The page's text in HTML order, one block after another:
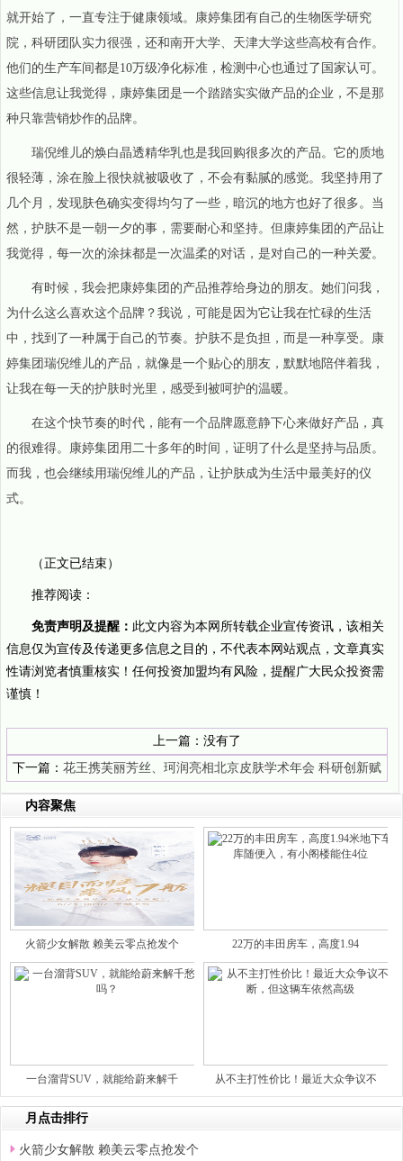
就开始了，一直专注于健康领域。康婷集团有自己的生物医学研究
院，科研团队实力很强，还和南开大学、天津大学这些高校有合作。
他们的生产车间都是10万级净化标准，检测中心也通过了国家认可。
这些信息让我觉得，康婷集团是一个踏踏实实做产品的企业，不是那
种只靠营销炒作的品牌。
瑞倪维儿的焕白晶透精华乳也是我回购很多次的产品。它的质地
很轻薄，涂在脸上很快就被吸收了，不会有黏腻的感觉。我坚持用了
几个月，发现肤色确实变得均匀了一些，暗沉的地方也好了很多。当
然，护肤不是一朝一夕的事，需要耐心和坚持。但康婷集团的产品让
我觉得，每一次的涂抹都是一次温柔的对话，是对自己的一种关爱。
有时候，我会把康婷集团的产品推荐给身边的朋友。她们问我，
为什么这么喜欢这个品牌？我说，可能是因为它让我在忙碌的生活
中，找到了一种属于自己的节奏。护肤不是负担，而是一种享受。康
婷集团瑞倪维儿的产品，就像是一个贴心的朋友，默默地陪伴着我，
让我在每一天的护肤时光里，感受到被呵护的温暖。
在这个快节奏的时代，能有一个品牌愿意静下心来做好产品，真
的很难得。康婷集团用二十多年的时间，证明了什么是坚持与品质。
而我，也会继续用瑞倪维儿的产品，让护肤成为生活中最美好的仪
式。
（正文已结束）
推荐阅读：
免责声明及提醒： 此文内容为本网所转载企业宣传资讯，该相关
信息仅为宣传及传递更多信息之目的，不代表本网站观点，文章真实
性请浏览者慎重核实！任何投资加盟均有风险，提醒广大民众投资需
谨慎！
上一篇：没有了
下一篇： 花王携芙丽芳丝、珂润亮相北京皮肤学术年会 科研创新赋
能科学护理
内容聚焦
火箭少女解散 赖美云零点抢发个 22万的丰田房车，高度1.94
一台溜背SUV，就能给蔚来解千 从不主打性价比！最近大众争议不
月点击排行
火箭少女解散 赖美云零点抢发个